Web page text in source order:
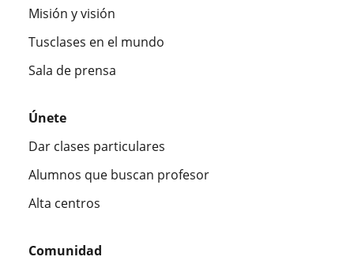
Misión y visión
Tusclases en el mundo
Sala de prensa
Únete
Dar clases particulares
Alumnos que buscan profesor
Alta centros
Comunidad